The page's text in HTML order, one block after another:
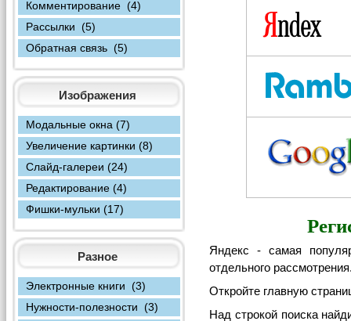
Комментирование (4)
Рассылки (5)
Обратная связь (5)
Изображения
Модальные окна (7)
Увеличение картинки (8)
Слайд-галереи (24)
Редактирование (4)
Фишки-мульки (17)
Разное
Электронные книги (3)
Нужности-полезности (3)
Яндекс - самая
отдельного
Откройте главную
Над строкой поиска